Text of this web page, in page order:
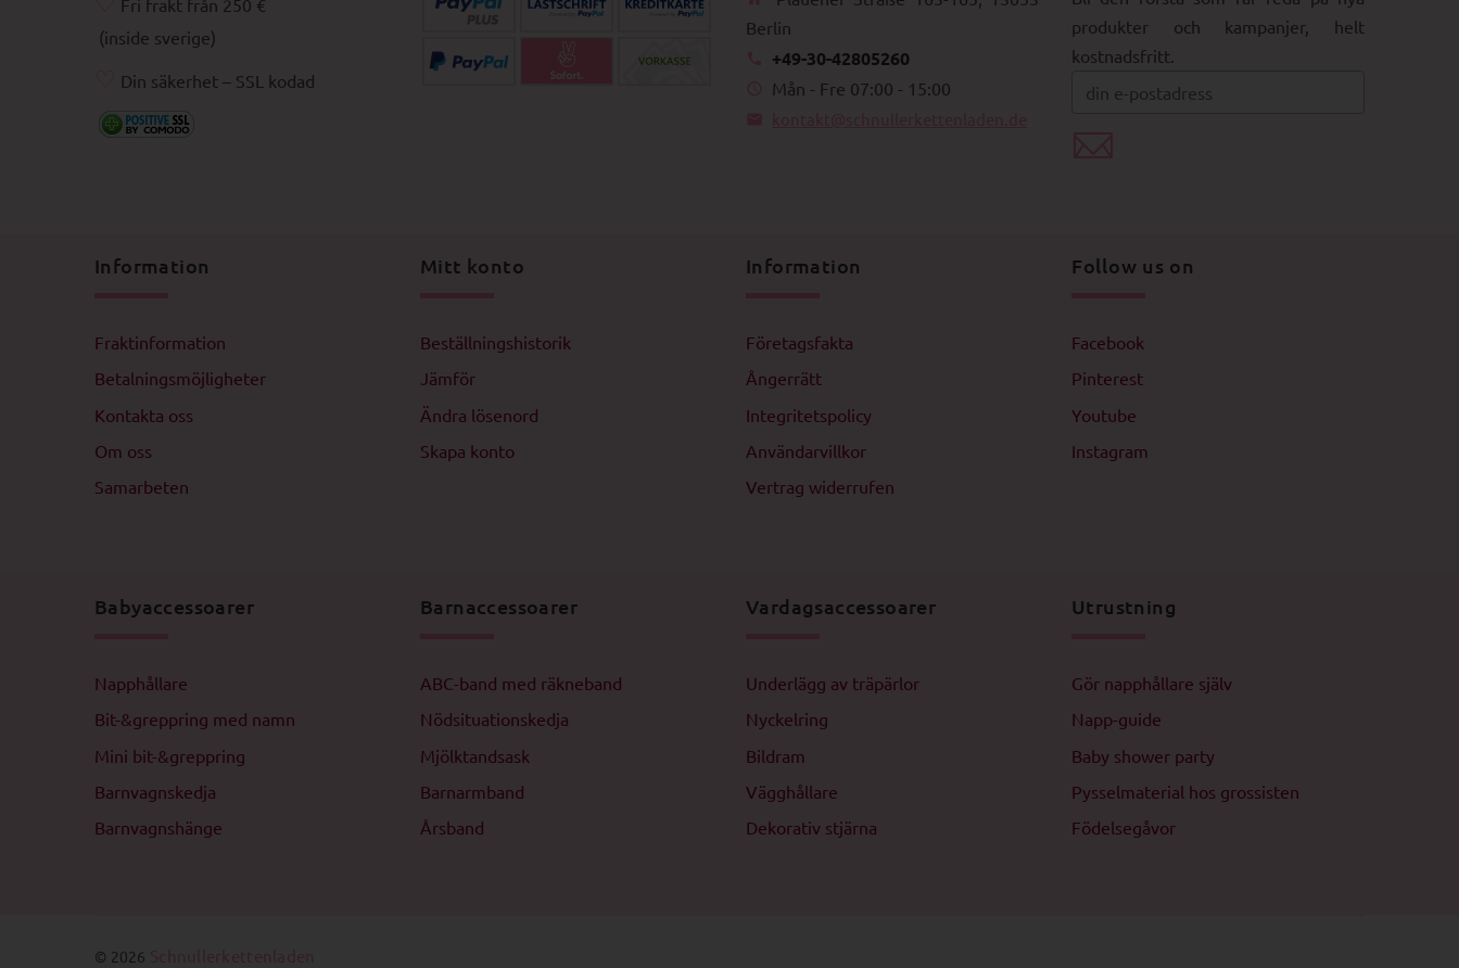
(inside sverige)
Din säkerhet – SSL kodad
Berlin
+49-30-42805260
Mån - Fre 07:00 - 15:00
produkter och kampanjer, helt
kostnadsfritt.
Information
Fraktinformation
Betalningsmöjligheter
Kontakta oss
Om oss
Samarbeten
Mitt konto
Beställningshistorik
Jämför
Ändra lösenord
Skapa konto
Information
Företagsfakta
Ångerrätt
Integritetspolicy
Användarvillkor
Vertrag widerrufen
Follow us on
Facebook
Pinterest
Youtube
Instagram
Babyaccessoarer
Napphållare
Bit-&greppring med namn
Mini bit-&greppring
Barnvagnskedja
Barnvagnshänge
Barnaccessoarer
ABC-band med räkneband
Nödsituationskedja
Mjölktandsask
Barnarmband
Årsband
Vardagsaccessoarer
Underlägg av träpärlor
Nyckelring
Bildram
Vägghållare
Dekorativ stjärna
Utrustning
Gör napphållare själv
Napp-guide
Baby shower party
Pysselmaterial hos grossisten
Födelsegåvor
© 2026